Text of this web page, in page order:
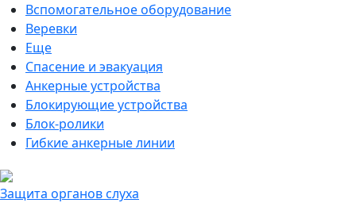
Вспомогательное оборудование
Веревки
Еще
Спасение и эвакуация
Анкерные устройства
Блокирующие устройства
Блок-ролики
Гибкие анкерные линии
Защита органов слуха